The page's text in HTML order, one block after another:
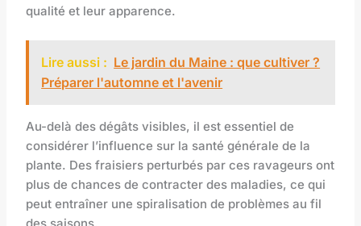
qualité et leur apparence.
Lire aussi : Le jardin du Maine : que cultiver ?
Préparer l'automne et l'avenir
Au-delà des dégâts visibles, il est essentiel de
considérer l’influence sur la santé générale de la
plante. Des fraisiers perturbés par ces ravageurs ont
plus de chances de contracter des maladies, ce qui
peut entraîner une spiralisation de problèmes au fil
des saisons.